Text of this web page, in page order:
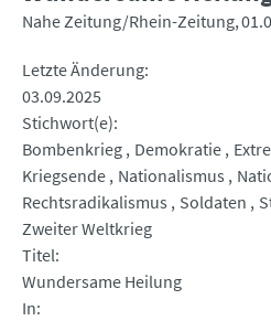
Nahe Zeitung/Rhein-Zeitung
Letzte Änderung
03.09.2025
Stichwort(e)
Bombenkrieg Demokratie
Kriegsende Nationalismus
Rechtsradikalismus
Soldaten
Zweiter Weltkrieg
Titel
Wundersame Heilung
In